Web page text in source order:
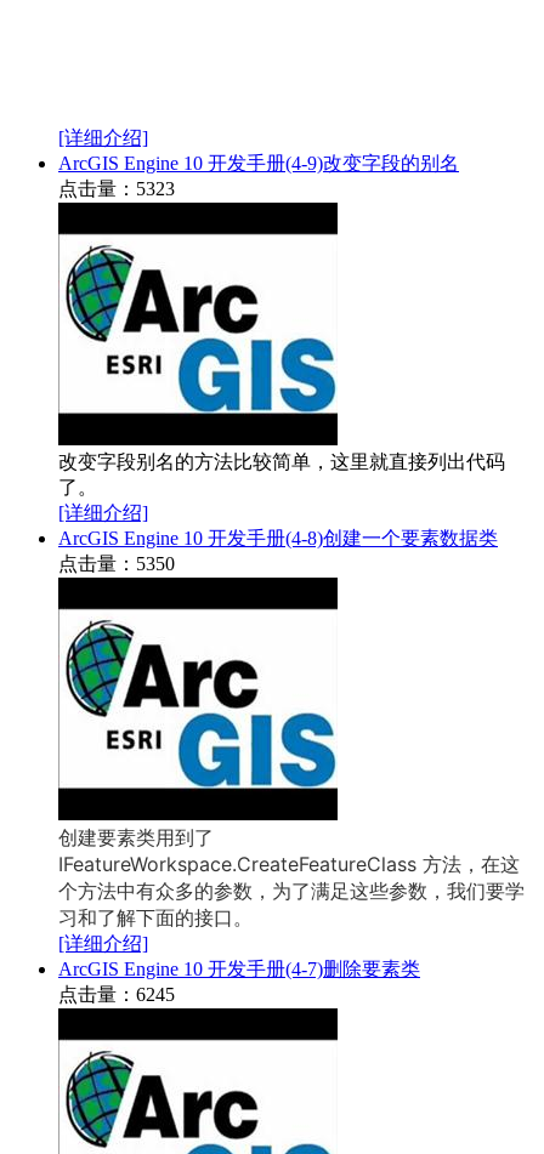
[详细介绍]
ArcGIS Engine 10 开发手册(4-9)改变字段的别名
点击量：5323
改变字段别名的方法比较简单，这里就直接列出代码
了。
[详细介绍]
ArcGIS Engine 10 开发手册(4-8)创建一个要素数据类
点击量：5350
创建要素类用到了
IFeatureWorkspace.CreateFeatureClass 方法，在这
个方法中有众多的参数，为了满足这些参数，我们要学
习和了解下面的接口。
[详细介绍]
ArcGIS Engine 10 开发手册(4-7)删除要素类
点击量：6245